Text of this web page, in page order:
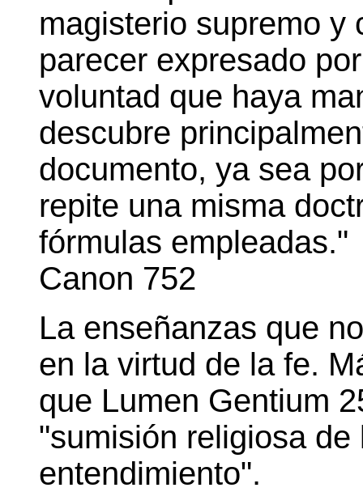
magisterio supremo y
parecer expresado
voluntad que haya
descubre
documento, ya sea
repite una misma
fórmulas
Canon 752
La enseñanzas que
en la virtud de la fe. M
que Lumen Gentium
"sumisión religiosa
entendimiento".